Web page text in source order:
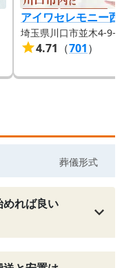
アイワセレモニー
埼玉県川口市並木4-
4.71 （701）
葬儀形式
れば良い